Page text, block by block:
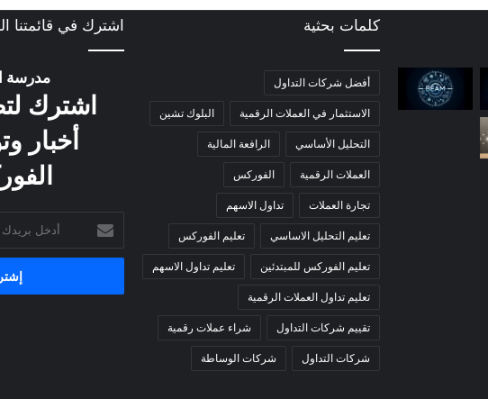
كلمات بحثية
أفضل شركات التداول
الاستثمار في العملات الرقمية البلوك تشين
التحليل الأساسي الرافعة المالية
العملات الرقمية الفوركس
تجارة العملات تداول الاسهم
تعليم التحليل الاساسي تعليم الفوركس
تعليم الفوركس للمبتدئين تعليم تداول الاسهم
تعليم تداول العملات الرقمية
تقييم شركات التداول شراء عملات رقمية
شركات التداول شركات الوساطة
اشترك في قائمتنا
مدرسة
اشترك
أخبار
بريدك
الإلكتروني